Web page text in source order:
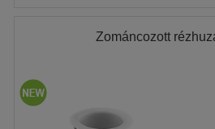
Zománcozott